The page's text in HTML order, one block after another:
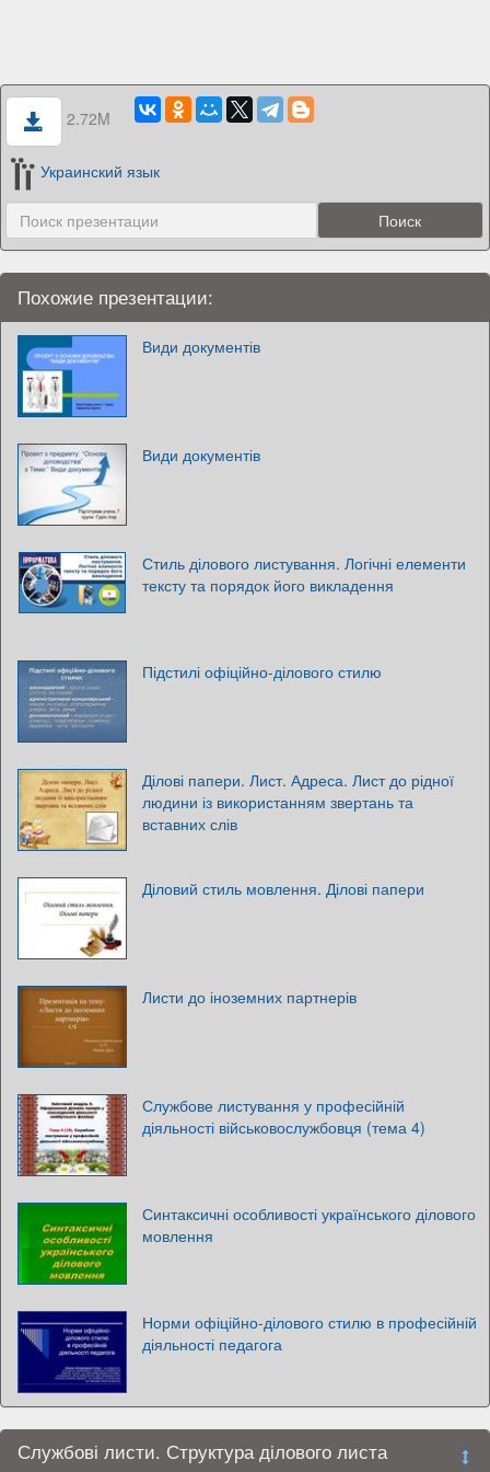
2.72M
Украинский язык
Похожие презентации:
Види документів
Види документів
Стиль ділового листування. Логічні елементи
тексту та порядок його викладення
Підстилі офіційно-ділового стилю
Ділові папери. Лист. Адреса. Лист до рідної
людини із використанням звертань та
вставних слів
Діловий стиль мовлення. Ділові папери
Листи до іноземних партнерів
Службове листування у професійній
діяльності військовослужбовця (тема 4)
Синтаксичні особливості українського ділового
мовлення
Норми офіційно-ділового стилю в професійній
діяльності педагога
Службові листи. Структура ділового листа